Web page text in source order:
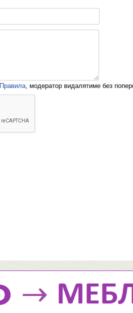
Правила, модератор видалятиме без